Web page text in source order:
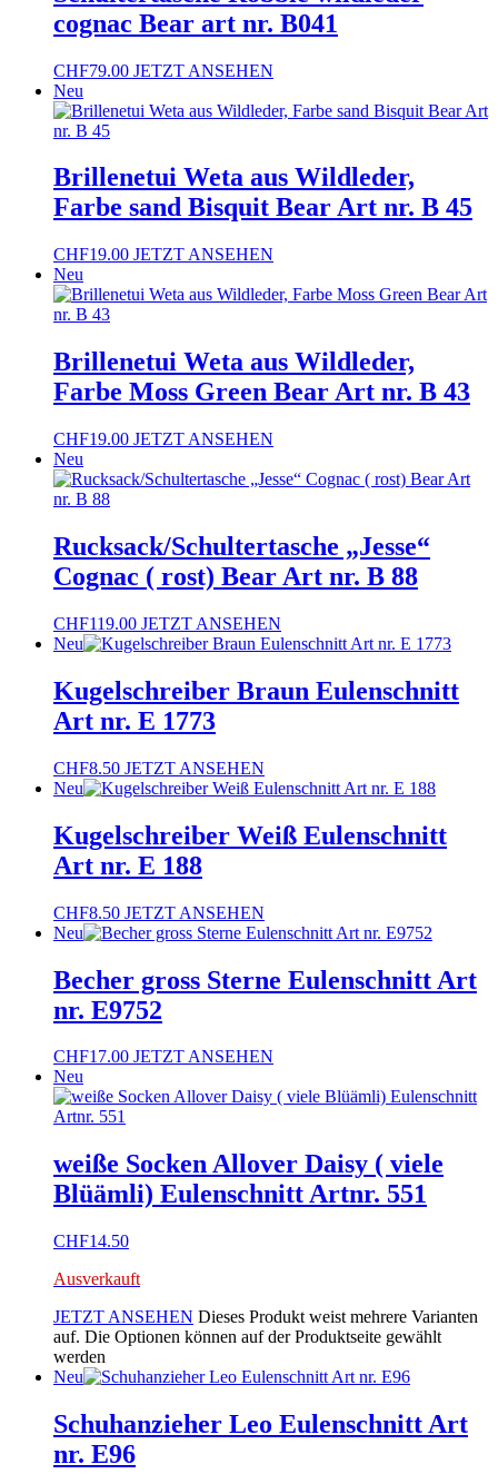
cognac Bear art nr. B041
CHF79.00 JETZT ANSEHEN
Neu
Brillenetui Weta aus Wildleder,
Farbe sand Bisquit Bear Art nr. B 45
CHF19.00 JETZT ANSEHEN
Neu
Brillenetui Weta aus Wildleder,
Farbe Moss Green Bear Art nr. B 43
CHF19.00 JETZT ANSEHEN
Neu
Rucksack/Schultertasche „Jesse“
Cognac ( rost) Bear Art nr. B 88
CHF119.00 JETZT ANSEHEN
Neu
Kugelschreiber Braun Eulenschnitt
Art nr. E 1773
CHF8.50 JETZT ANSEHEN
Neu
Kugelschreiber Weiß Eulenschnitt
Art nr. E 188
CHF8.50 JETZT ANSEHEN
Neu
Becher gross Sterne Eulenschnitt Art
nr. E9752
CHF17.00 JETZT ANSEHEN
Neu
weiße Socken Allover Daisy ( viele
Blüämli) Eulenschnitt Artnr. 551
CHF14.50
Ausverkauft
JETZT ANSEHEN Dieses Produkt weist mehrere Varianten
auf. Die Optionen können auf der Produktseite gewählt
werden
Neu
Schuhanzieher Leo Eulenschnitt Art
nr. E96